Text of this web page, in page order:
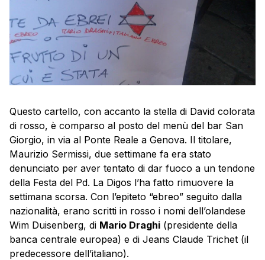
Questo cartello, con accanto la stella di David colorata
di rosso, è comparso al posto del menù del bar San
Giorgio, in via al Ponte Reale a Genova. Il titolare,
Maurizio Sermissi, due settimane fa era stato
denunciato per aver tentato di dar fuoco a un tendone
della Festa del Pd. La Digos l’ha fatto rimuovere la
settimana scorsa. Con l’epiteto “ebreo” seguito dalla
nazionalità, erano scritti in rosso i nomi dell’olandese
Wim Duisenberg, di Mario Draghi (presidente della
banca centrale europea) e di Jeans Claude Trichet (il
predecessore dell’italiano).